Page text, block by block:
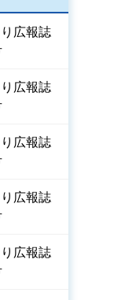
広報誌
広報誌
広報誌
広報誌
広報誌